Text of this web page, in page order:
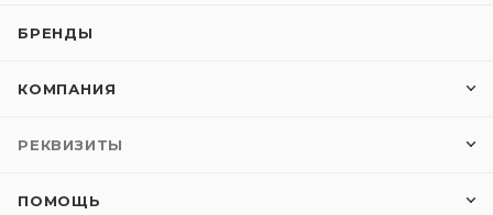
БРЕНДЫ
КОМПАНИЯ
РЕКВИЗИТЫ
ПОМОЩЬ